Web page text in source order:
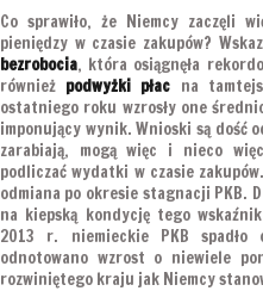
Co sprawiło, że Niemcy zaczęli
pieniędzy w czasie zakupów?
bezrobocia, która osiągnęła
również podwyżki płac na
ostatniego roku wzrosły one
imponujący wynik. Wnioski są dość
zarabiają, mogą więc i nieco
podliczać wydatki w czasie
odmiana po okresie stagnacji PKB.
na kiepską kondycję tego
2013 r. niemieckie PKB
odnotowano wzrost o niewiele
rozwiniętego kraju jak Niemcy